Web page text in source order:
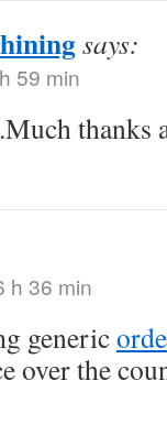
says:
59 min
thanks
h 36 min
generic
over the